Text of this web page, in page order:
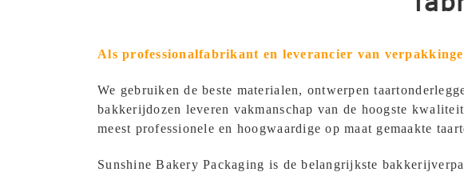
Als professionalfabrikant en leverancier van
We gebruiken de beste materialen, ontwerpen
bakkerijdozen leveren vakmanschap van de hoogste
meest professionele en hoogwaardige op maat gemaakte
Sunshine Bakery Packaging is de belangrijkste